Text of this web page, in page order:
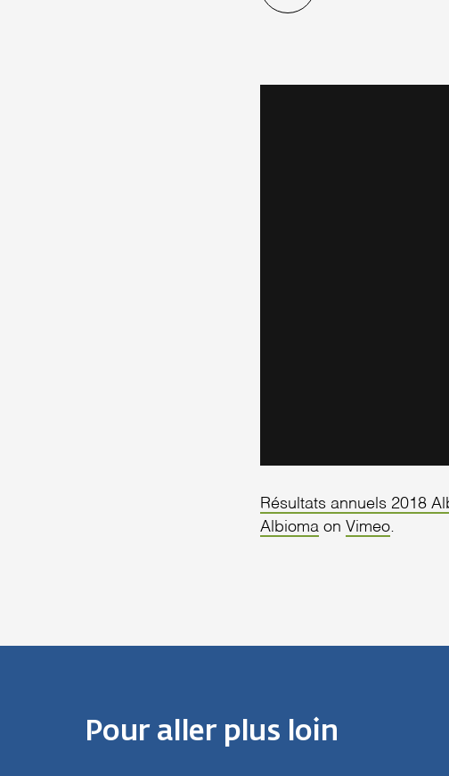
Résultats annuels 2018
Albioma onVimeo.
Pour aller plus loin